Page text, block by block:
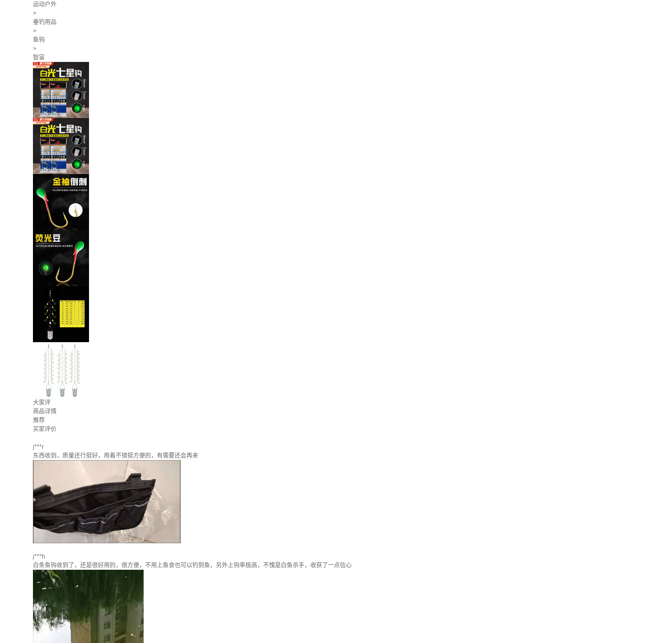
运动户外
>
垂钓用品
>
鱼钩
>
智宙
大家评
商品详情
推荐
买家评价
j***r
东西收到，质量还行挺好，用着不错挺方便的，有需要还会再来
j***h
白条鱼钩收到了，还是很好用的，很方便，不用上鱼食也可以钓到鱼，另外上钩率极高，不愧是白鱼杀手，收获了一点信心